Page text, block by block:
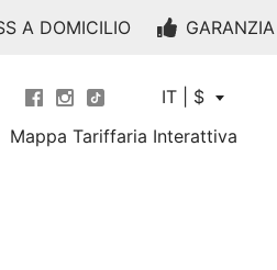
A DOMICILIO
IT | $
Mappa Tariffaria Interattiva